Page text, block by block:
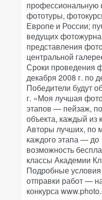
профессиональную
фототуры,
Европе и России;
ведущих
представления
центральной
Сроки проведения
декабря 2008 г. по
Победители будут
г. «Моя лучшая
этапов — пейзаж,
объекта, каждый из
Авторы лучших, по
каждого этапа —
возможность
классы Академии
Подробные
отправки работ —
конкурса